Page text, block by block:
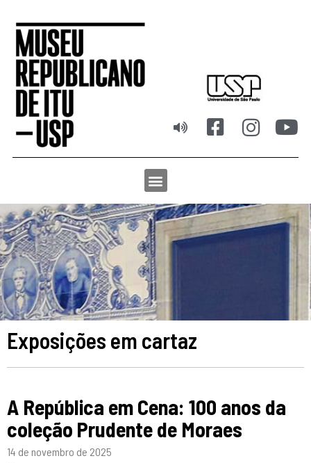
Exposições em cartaz
A República em Cena: 100 anos da
coleção Prudente de Moraes
14 de novembro de 2025